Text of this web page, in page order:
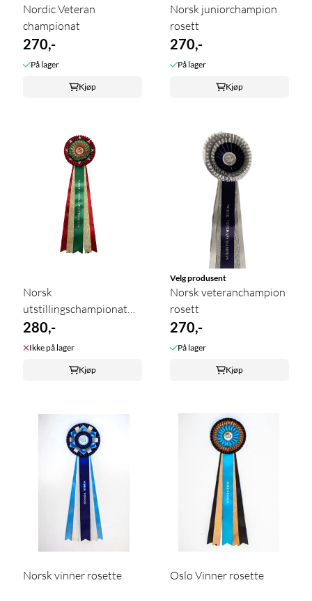
Nordic Veteran
championat
270,-
På lager
Kjøp
Norsk juniorchampion
rosett
270,-
På lager
Kjøp
Norsk
utstillingschampionat
stor
280,-
Ikke på lager
Kjøp
Velg produsent
Norsk veteranchampion
rosett
270,-
På lager
Kjøp
Norsk vinner rosette Oslo Vinner rosette